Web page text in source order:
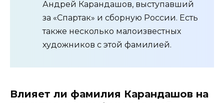
Андрей Карандашов, выступавший
за «Спартак» и сборную России. Есть
также несколько малоизвестных
художников с этой фамилией.
Влияет ли фамилия Карандашов на